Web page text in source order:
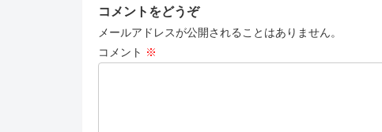
コメントをどうぞ
メールアドレスが公開されることはありません。
コメント ※